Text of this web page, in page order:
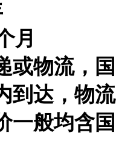
月
或物流，国
到达，物流
一般均含国